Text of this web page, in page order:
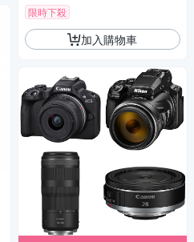
限時下殺
加入購物車